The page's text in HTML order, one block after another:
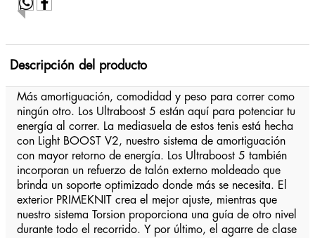
Descripción del producto
Más amortiguación, comodidad y peso para correr como
ningún otro. Los Ultraboost 5 están aquí para potenciar tu
energía al correr. La mediasuela de estos tenis está hecha
con Light BOOST V2, nuestro sistema de amortiguación
con mayor retorno de energía. Los Ultraboost 5 también
incorporan un refuerzo de talón externo moldeado que
brinda un soporte optimizado donde más se necesita. El
exterior PRIMEKNIT crea el mejor ajuste, mientras que
nuestro sistema Torsion proporciona una guía de otro nivel
durante todo el recorrido. Y por último, el agarre de clase